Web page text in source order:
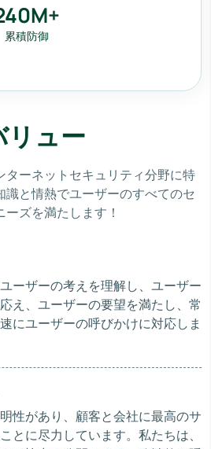
M+
累積防御
リュー
ターネットセキュリティ分野に特
識と情熱でユーザーのすべてのセ
ーズを満たします！
ーザーの考えを理解し、ユーザー
え、ユーザーの要望を満たし、常
にユーザーの呼びかけに対応しま
性があり、顧客と会社に最高のサ
とに尽力しています。私たちは、